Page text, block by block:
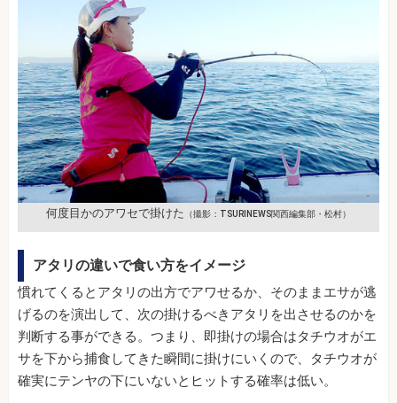
何度目かのアワセで掛けた （撮影：TSURINEWS関西編集部・松村）
アタリの違いで食い方をイメージ
慣れてくるとアタリの出方でアワせるか、そのままエサが逃
げるのを演出して、次の掛けるべきアタリを出させるのかを
判断する事ができる。つまり、即掛けの場合はタチウオがエ
サを下から捕食してきた瞬間に掛けにいくので、タチウオが
確実にテンヤの下にいないとヒットする確率は低い。